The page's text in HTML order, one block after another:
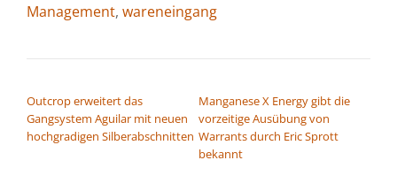
Management, wareneingang
Outcrop erweitert das
Gangsystem Aguilar mit neuen
hochgradigen Silberabschnitten
Manganese X Energy gibt die
vorzeitige Ausübung von
Warrants durch Eric Sprott
bekannt